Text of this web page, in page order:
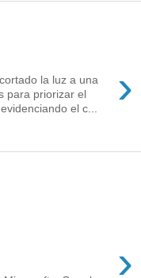
›
la luz a una
para priorizar el
el c...
›